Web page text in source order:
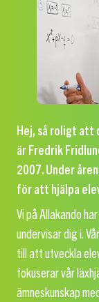
Hej, så roligt att
är Fredrik
2007. Under
för att hjälpa
Vi på Allakando
undervisar dig i.
till att utveckla
fokuserar vår
ämneskunskap